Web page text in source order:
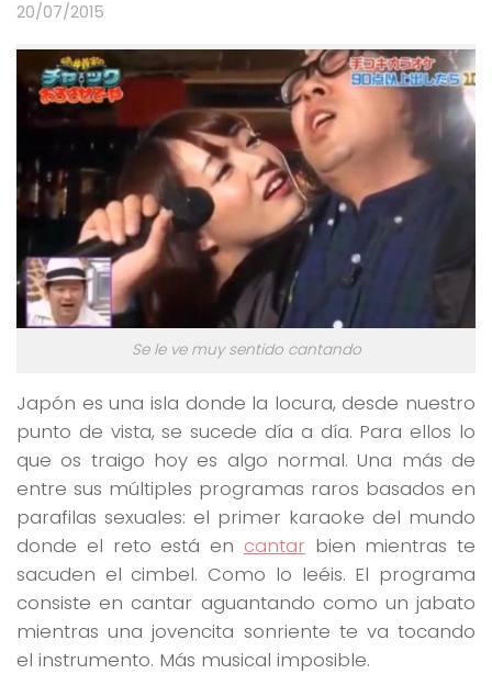
20/07/2015
Se le ve muy sentido cantando
Japón es una isla donde la locura, desde nuestro
punto de vista, se sucede día a día. Para ellos lo
que os traigo hoy es algo normal. Una más de
entre sus múltiples programas raros basados en
parafilas sexuales: el primer karaoke del mundo
donde el reto está en cantar bien mientras te
sacuden el cimbel. Como lo leéis. El programa
consiste en cantar aguantando como un jabato
mientras una jovencita sonriente te va tocando
el instrumento. Más musical imposible.